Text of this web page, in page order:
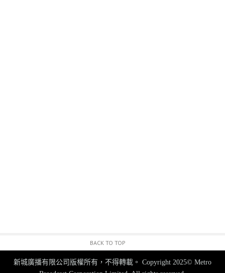
BACK TO TOP
新城廣播有限公司版權所有，不得轉載。 Copyright 2025© Metro